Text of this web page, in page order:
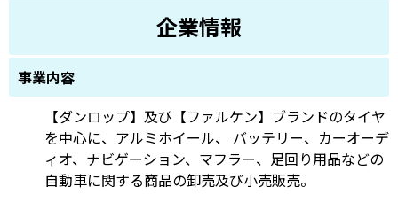
企業情報
事業内容
【ダンロップ】及び【ファルケン】ブランドのタイヤ
を中心に、アルミホイール、 バッテリー、カーオーデ
ィオ、ナビゲーション、マフラー、足回り用品などの
自動車に関する商品の卸売及び小売販売。